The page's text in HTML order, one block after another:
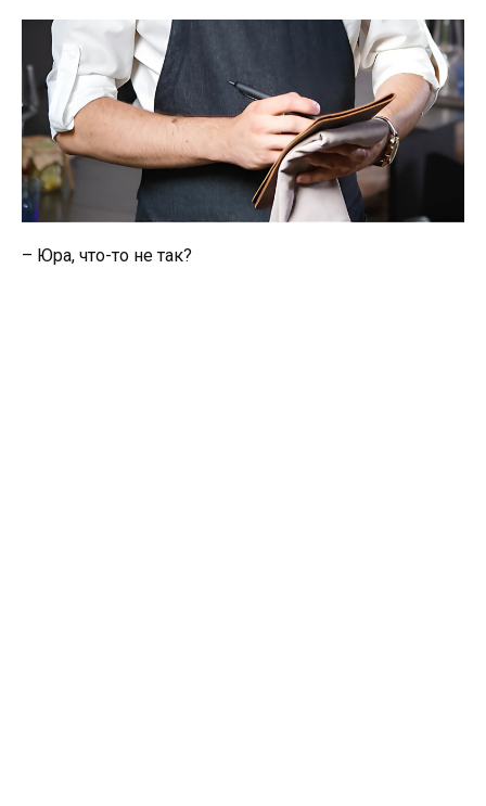
– Юра, что-то не так?